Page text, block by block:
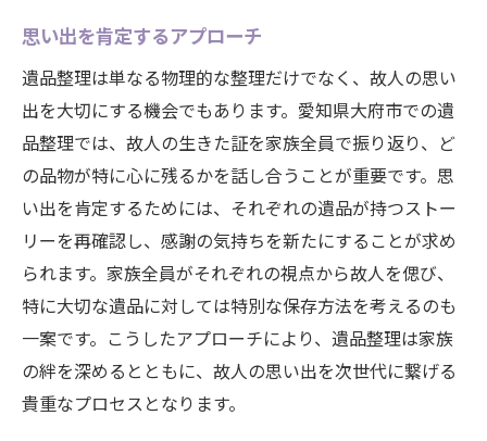
思い出を肯定するアプローチ
遺品整理は単なる物理的な整理だけでなく、故人の思い
出を大切にする機会でもあります。愛知県大府市での遺
品整理では、故人の生きた証を家族全員で振り返り、ど
の品物が特に心に残るかを話し合うことが重要です。思
い出を肯定するためには、それぞれの遺品が持つストー
リーを再確認し、感謝の気持ちを新たにすることが求め
られます。家族全員がそれぞれの視点から故人を偲び、
特に大切な遺品に対しては特別な保存方法を考えるのも
一案です。こうしたアプローチにより、遺品整理は家族
の絆を深めるとともに、故人の思い出を次世代に繋げる
貴重なプロセスとなります。